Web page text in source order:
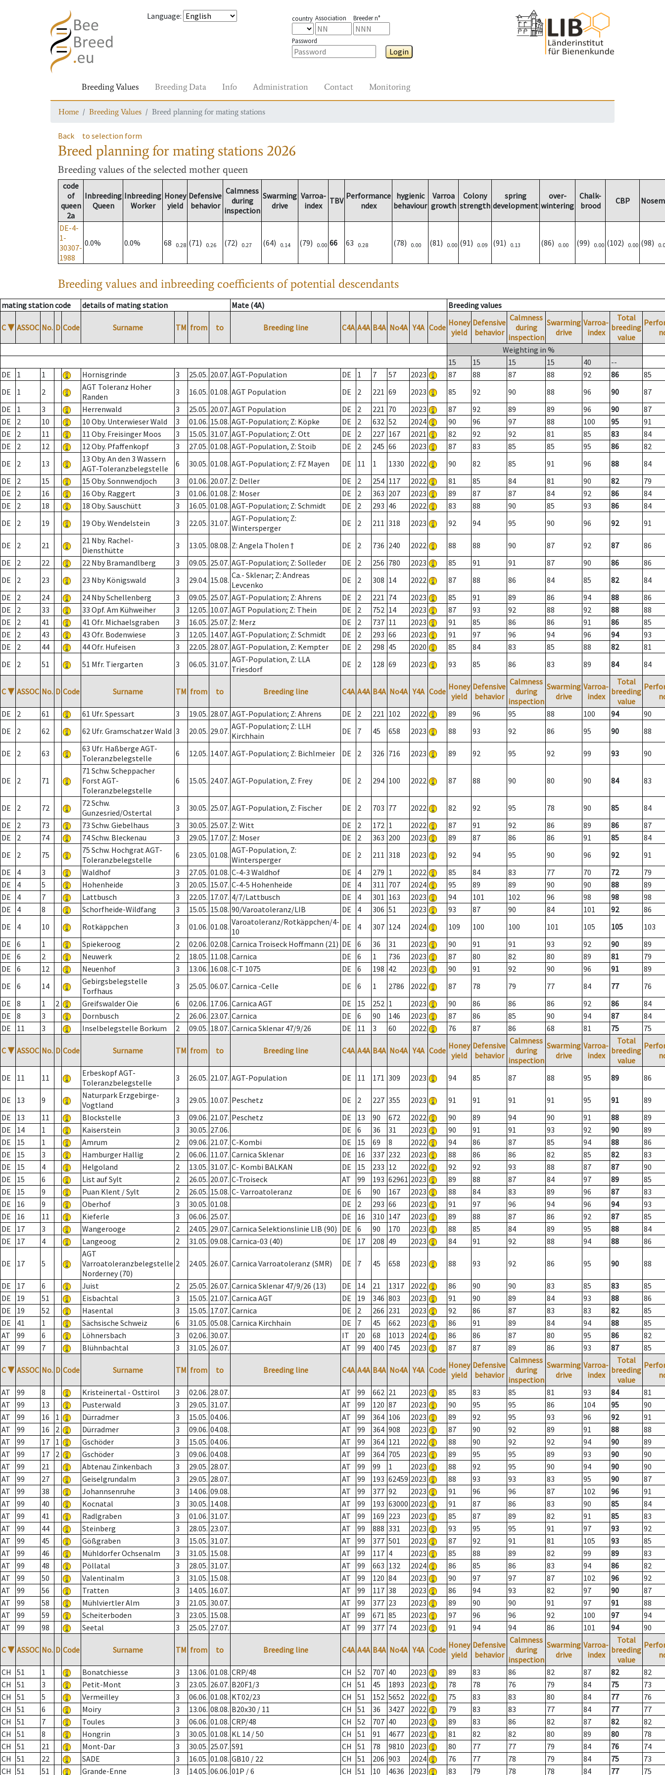
Language: country Association Breeder n°
Password
Login
Breeding Values Breeding Data Info Administration Contact Monitoring
Home Breeding Values Breed planning for mating stations
Back to selection form
Breed planning for mating stations 2026
Breeding values of the selected mother queen
code
of
queen
2a
Inbreeding
Queen
Inbreeding
Worker
Honey
yield
Defensive
behavior
Calmness
during
inspection
Swarming
drive
Varroa-
index
TBV Performance
ndex
hygienic
behaviour
Varroa
growth
Colony
strength
spring
development
over-
wintering
Chalk-
brood
CBP
DE-4-
1-
30307-
1988
0.0% 0.0% 68 0.28 (71) 0.26 (72) 0.27 (64) 0.14 (79) 0.00 66 63 0.28 (78) 0.00 (81) 0.00 (91) 0.09 (91) 0.13 (86) 0.00 (99) 0.00 (102) 0.00 (98)
Breeding values and inbreeding coefficients of potential descendants
mating station code details of mating station Mate (4A) Breeding values
C ▼ ASSOC No. D Code Surname TM from to Breeding line C4A A4A B4A No4A Y4A Code Honey
yield
Defensive
behavior
Calmness
during
inspection
Swarming
drive
Varroa-
index
Total
breeding
value
Weighting in %
15
15 15 15 40
--
DE
1 1 Hornisgrinde 3 25.05. 20.07. AGT-Population DE 1 7 57 2023 87 88 87 88 92 86
85
DE
1 2
AGT Toleranz Hoher
Randen
3 16.05. 01.08. AGT Population DE 2 221 69 2023 85 92 90 88 96 90
87
DE
1 3 Herrenwald 3 25.05. 20.07. AGT Population DE 2 221 70 2023 87 92 89 89 96 90
87
DE
2 10 10 Oby. Unterwieser Wald 3 01.06. 15.08. AGT-Population; Z: Köpke DE 2 632 52 2024 90 96 97 88 100 95
91
DE
2 11 11 Oby. Freisinger Moos 3 15.05. 31.07. AGT-Population; Z: Ott DE 2 227 167 2021 82 92 92 81 85 83
84
DE
2 12 12 Oby. Pfaffenkopf 3 27.05. 01.08. AGT-Population, Z: Stoib DE 2 245 66 2023 87 83 85 85 95 86
82
DE
2 13
13 Oby. An den 3 Wassern
AGT-Toleranzbelegstelle
6 30.05. 01.08. AGT-Population; Z: FZ Mayen DE 11 1 1330 2022 90 82 85 91 96 88
84
DE
2 15 15 Oby. Sonnwendjoch 3 01.06. 20.07. Z: Deller DE 2 254 117 2022 81 85 84 81 90 82
79
DE
2 16 16 Oby. Raggert 3 01.06. 01.08. Z: Moser DE 2 363 207 2023 89 87 87 84 92 86
84
DE
2 18 18 Oby. Sauschütt 3 16.05. 01.08. AGT-Population; Z: Schmidt DE 2 293 46 2022 83 88 90 85 93 86
84
DE
2 19 19 Oby. Wendelstein 3 22.05. 31.07. AGT-Population; Z:
Wintersperger
DE 2 211 318 2023 92 94 95 90 96 92 91
DE 2 21
21 Nby. Rachel-
Diensthütte
3 13.05. 08.08. Z: Angela Tholen † DE 2 736 240 2022 88 88 90 87 92 87
86
DE
2 22 22 Nby Bramandlberg 3 09.05. 25.07. AGT-Population; Z: Solleder DE 2 256 780 2023 85 91 91 87 90 86
86
DE
2 23 23 Nby Königswald 3 29.04. 15.08. Ca.- Sklenar; Z: Andreas
Levcenko
DE 2 308 14 2022 87 88 86 84 85 82
84
DE
2 24 24 Nby Schellenberg 3 09.05. 25.07. AGT-Population; Z: Ahrens DE 2 221 74 2023 85 91 89 86 94 88
86
DE
2 33 33 Opf. Am Kühweiher 3 12.05. 10.07. AGT Population; Z: Thein DE 2 752 14 2023 87 93 92 88 92 88
88
DE
2 41 41 Ofr. Michaelsgraben 3 16.05. 25.07. Z: Merz DE 2 737 11 2023 91 85 86 86 91 86
85
DE
2 43 43 Ofr. Bodenwiese 3 12.05. 14.07. AGT-Population; Z: Schmidt DE 2 293 66 2023 91 97 96 94 96 94
93
DE
2 44 44 Ofr. Hufeisen 3 22.05. 28.07. AGT-Population, Z: Kempter DE 2 298 45 2020 85 84 83 85 88 82
81
DE
2 51 51 Mfr. Tiergarten 3 06.05. 31.07. AGT-Population, Z: LLA
Triesdorf
DE 2 128 69 2023 93 85 86 83 89 84 84
C ▼ ASSOC No. D Code Surname TM from to Breeding line C4A A4A B4A No4A Y4A Code Honey
yield
Defensive
behavior
Calmness
during
inspection
Swarming
drive
Varroa-
index
Total
breeding
value
DE
2 61 61 Ufr. Spessart 3 19.05. 28.07. AGT-Population; Z: Ahrens DE 2 221 102 2022 89 96 95 88 100 94
90
DE
2 62 62 Ufr. Gramschatzer Wald 3 20.05. 29.07. AGT-Population; Z: LLH
Kirchhain
DE 7 45 658 2023 88 93 92 86 95 90 88
DE 2 63
63 Ufr. Haßberge AGT-
Toleranzbelegstelle
6 12.05. 14.07. AGT-Population; Z: Bichlmeier DE 2 326 716 2023 89 92 95 92 99 93 90
DE 2 71
71 Schw. Scheppacher
Forst AGT-
Toleranzbelegstelle
6 15.05. 24.07. AGT-Population, Z: Frey DE 2 294 100 2022 87 88 90 80 90 84 83
DE 2 72
72 Schw.
Gunzesried/Ostertal
3 30.05. 25.07. AGT-Population, Z: Fischer DE 2 703 77 2022 82 92 95 78 90 85
84
DE
2 73 73 Schw. Giebelhaus 3 30.05. 25.07. Z: Witt DE 2 172 1 2022 87 91 92 86 89 86
87
DE
2 74 74 Schw. Bleckenau 3 29.05. 17.07. Z: Moser DE 2 363 200 2023 89 87 86 86 91 85
84
DE
2 75
75 Schw. Hochgrat AGT-
Toleranzbelegstelle
6 23.05. 01.08. AGT-Population, Z:
Wintersperger
DE 2 211 318 2023 92 94 95 90 96 92
91
DE
4 3 Waldhof 3 27.05. 01.08. C-4-3 Waldhof DE 4 279 1 2022 85 84 83 77 70 72
79
DE
4 5 Hohenheide 3 20.05. 15.07. C-4-5 Hohenheide DE 4 311 707 2024 95 89 89 90 90 88
89
DE
4 7 Lattbusch 3 22.05. 17.07. 4/7/Lattbusch DE 4 301 163 2023 94 101 102 96 98 98
98
DE
4 8 Schorfheide-Wildfang 3 15.05. 15.08. 90/Varoatoleranz/LIB DE 4 306 51 2023 93 87 90 84 101 92
86
DE
4 10 Rotkäppchen 3 01.06. 01.08. Varoatoleranz/Rotkäppchen/4-
10
DE 4 307 124 2024 109 100 100 101 105 105
103
DE
6 1 Spiekeroog 2 02.06. 02.08. Carnica Troiseck Hoffmann (21) DE 6 36 31 2023 90 91 91 93 92 90
89
DE
6 2 Neuwerk 2 18.05. 11.08. Carnica DE 6 1 736 2023 87 80 82 80 89 81
79
DE
6 12 Neuenhof 3 13.06. 16.08. C-T 1075 DE 6 198 42 2023 90 91 92 90 96 91
89
DE
6 14
Gebirgsbelegstelle
Torfhaus
3 25.05. 06.07. Carnica -Celle DE 6 1 2786 2022 87 78 79 77 84 77
76
DE
8 1 2 Greifswalder Oie 6 02.06. 17.06. Carnica AGT DE 15 252 1 2023 90 86 86 86 92 86
84
DE
8 3 Dornbusch 2 26.06. 23.07. Carnica DE 6 90 146 2023 87 86 85 90 94 87
84
DE
11 3 Inselbelegstelle Borkum 2 09.05. 18.07. Carnica Sklenar 47/9/26 DE 11 3 60 2022 76 87 86 68 81 75 75
C ▼ ASSOC No. D Code Surname TM from to Breeding line C4A A4A B4A No4A Y4A Code Honey
yield
Defensive
behavior
Calmness
during
inspection
Swarming
drive
Varroa-
index
Total
breeding
value
DE 11 11
Erbeskopf AGT-
Toleranzbelegstelle
3 26.05. 21.07. AGT-Population DE 11 171 309 2023 94 85 87 88 95 89 86
DE 13 9
Naturpark Erzgebirge-
Vogtland
3 29.05. 10.07. Peschetz DE 2 227 355 2023 91 91 91 91 95 91
89
DE
13 11 Blockstelle 3 09.06. 21.07. Peschetz DE 13 90 672 2022 90 89 94 90 91 88
89
DE
14 1 Kaiserstein 3 30.05. 27.06. DE 6 36 31 2023 90 91 91 93 92 90
89
DE
15 1 Amrum 2 09.06. 21.07. C-Kombi DE 15 69 8 2022 94 86 87 85 94 88
86
DE
15 3 Hamburger Hallig 2 06.06. 11.07. Carnica Sklenar DE 16 337 232 2023 88 86 86 82 85 82
83
DE
15 4 Helgoland 2 13.05. 31.07. C- Kombi BALKAN DE 15 233 12 2022 92 92 93 88 87 87
90
DE
15 6 List auf Sylt 2 26.05. 20.07. C-Troiseck AT 99 193 62961 2023 89 88 87 84 97 89
85
DE
15 9 Puan Klent / Sylt 2 26.05. 15.08. C- Varroatoleranz DE 6 90 167 2023 88 84 83 89 96 87
83
DE
16 9 Oberhof 3 30.05. 01.08. DE 2 293 66 2023 91 97 96 94 96 94
93
DE
16 11 Kieferle 3 06.06. 25.07. DE 16 310 147 2023 89 88 87 86 92 87
85
DE
17 3 Wangerooge 2 24.05. 29.07. Carnica Selektionslinie LIB (90) DE 6 90 170 2023 88 85 84 89 95 88
84
DE
17 4 Langeoog 2 31.05. 09.08. Carnica-03 (40) DE 17 208 49 2023 84 91 92 88 94 88 86
DE 17 5
AGT
Varroatoleranzbelegstelle
Norderney (70)
2 24.05. 26.07. Carnica Varroatoleranz (SMR) DE 7 45 658 2023 88 93 92 86 95 90 88
DE 17 6 Juist 2 25.05. 26.07. Carnica Sklenar 47/9/26 (13) DE 14 21 1317 2022 86 90 90 83 85 83
85
DE
19 51 Eisbachtal 3 15.05. 21.07. Carnica AGT DE 19 346 803 2023 91 90 89 84 93 88
86
DE
19 52 Hasental 3 15.05. 17.07. Carnica DE 2 266 231 2023 92 86 87 83 83 82
85
DE
41 1 Sächsische Schweiz 6 31.05. 05.08. Carnica Kirchhain DE 7 45 662 2023 86 91 89 84 94 88
85
AT
99 6 Löhnersbach 3 02.06. 30.07. IT 20 68 1013 2024 86 86 87 80 95 86
82
AT
99 7 Blühnbachtal 3 31.05. 26.07. AT 99 400 745 2023 87 87 89 86 93 87 85
C ▼ ASSOC No. D Code Surname TM from to Breeding line C4A A4A B4A No4A Y4A Code Honey
yield
Defensive
behavior
Calmness
during
inspection
Swarming
drive
Varroa-
index
Total
breeding
value
AT
99 8 Kristeinertal - Osttirol 3 02.06. 28.07. AT 99 662 21 2023 85 83 85 81 93 84
81
AT
99 13 Pusterwald 3 29.05. 31.07. AT 99 120 87 2023 90 95 95 86 104 95
90
AT
99 16 1 Dürradmer 3 15.05. 04.06. AT 99 364 106 2023 89 92 95 93 96 92
91
AT
99 16 2 Dürradmer 3 09.06. 04.08. AT 99 364 908 2023 87 90 92 89 91 88
88
AT
99 17 1 Gschöder 3 15.05. 04.06. AT 99 364 121 2022 88 90 92 92 94 90
89
AT
99 17 2 Gschöder 3 09.06. 04.08. AT 99 364 705 2023 89 95 95 89 93 90
90
AT
99 21 Abtenau Zinkenbach 3 29.05. 28.07. AT 99 99 1 2023 88 92 95 90 94 90
90
AT
99 27 Geiselgrundalm 3 29.05. 28.07. AT 99 193 62459 2023 88 93 93 83 95 90
87
AT
99 38 Johannsenruhe 3 14.06. 09.08. AT 99 377 92 2023 91 96 96 87 102 96
91
AT
99 40 Kocnatal 3 30.05. 14.08. AT 99 193 63000 2023 91 87 86 83 90 85
84
AT
99 41 Radlgraben 3 01.06. 31.07. AT 99 169 223 2023 85 87 89 82 91 85
83
AT
99 44 Steinberg 3 28.05. 23.07. AT 99 888 331 2023 93 95 95 91 97 93
92
AT
99 45 Gößgraben 3 15.05. 31.07. AT 99 377 501 2023 87 92 91 81 105 93
85
AT
99 46 Mühldorfer Ochsenalm 3 31.05. 15.08. AT 99 117 4 2023 85 88 89 82 99 89
83
AT
99 48 Pöllatal 3 28.05. 31.07. AT 99 663 132 2024 86 85 86 83 94 86
82
AT
99 50 Valentinalm 3 31.05. 15.08. AT 99 120 84 2023 90 97 97 87 102 96
92
AT
99 56 Tratten 3 14.05. 16.07. AT 99 117 38 2023 86 94 93 82 97 90
87
AT
99 58 Mühlviertler Alm 3 21.05. 30.07. AT 99 377 23 2023 89 90 90 91 97 91
88
AT
99 59 Scheiterboden 3 23.05. 15.08. AT 99 671 85 2023 97 96 96 92 100 97
94
AT
99 98 Seetal 3 25.05. 27.07. AT 99 377 74 2023 91 94 94 86 101 94 90
C ▼ ASSOC No. D Code Surname TM from to Breeding line C4A A4A B4A No4A Y4A Code Honey
yield
Defensive
behavior
Calmness
during
inspection
Swarming
drive
Varroa-
index
Total
breeding
value
CH
51 1 Bonatchiesse 3 13.06. 01.08. CRP/48 CH 52 707 40 2023 89 83 86 82 87 82
82
CH
51 3 Petit-Mont 3 23.05. 26.07. B20F1/3 CH 51 45 1893 2023 78 78 76 79 84 75
73
CH
51 5 Vermeilley 3 06.06. 01.08. KT02/23 CH 51 152 5652 2022 75 83 83 80 84 77
76
CH
51 6 Moiry 3 13.06. 08.08. B20x30 / 11 CH 51 36 3427 2022 79 83 83 77 84 77
77
CH
51 7 Toules 3 06.06. 01.08. CRP/48 CH 52 707 40 2023 89 83 86 82 87 82
82
CH
51 8 Hongrin 3 30.05. 01.08. KL 14 / 50 CH 51 91 4677 2023 81 82 82 80 89 80
78
CH
51 21 Mont-Dar 3 30.05. 25.07. S91 CH 51 78 9810 2023 80 77 77 79 84 76
74
CH
51 22 SADE 3 16.05. 01.08. GB10 / 22 CH 51 206 903 2024 76 77 78 79 84 75
73
CH
51 51 Grande-Enne 3 14.05. 06.06. 01P / 6 CH 51 10 4636 2023 83 79 78 78 84 77 75